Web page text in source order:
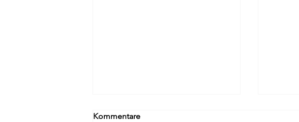
Kommentare